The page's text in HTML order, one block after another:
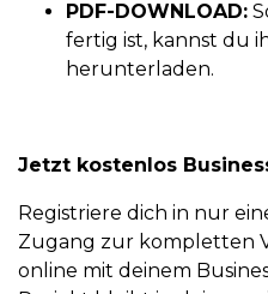
PDF-DOWNLOAD:
fertig ist, kannst du
herunterladen.
Jetzt kostenlos
Registriere dich in nur
Zugang zur kompletten
online mit deinem